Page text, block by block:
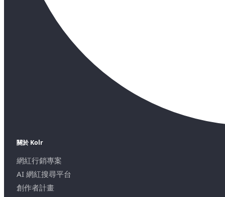
關於 Kolr
網紅行銷專案
AI 網紅搜尋平台
創作者計畫